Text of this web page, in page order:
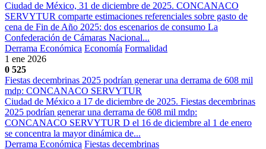
Ciudad de México, 31 de diciembre de 2025. CONCANACO
SERVYTUR comparte estimaciones referenciales sobre gasto de
cena de Fin de Año 2025: dos escenarios de consumo La
Confederación de Cámaras Nacional...
Derrama Económica Economía Formalidad
1 ene 2026
0 525
Fiestas decembrinas 2025 podrían generar una derrama de 608 mil
mdp: CONCANACO SERVYTUR
Ciudad de México a 17 de diciembre de 2025. Fiestas decembrinas
2025 podrían generar una derrama de 608 mil mdp:
CONCANACO SERVYTUR D el 16 de diciembre al 1 de enero
se concentra la mayor dinámica de...
Derrama Económica Fiestas decembrinas